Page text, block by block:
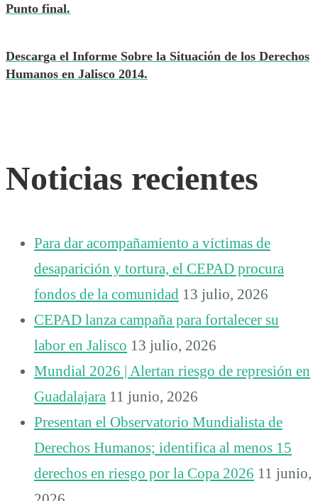
Punto final.
Descarga el Informe Sobre la Situación de los Derechos
Humanos en Jalisco 2014.
Noticias recientes
Para dar acompañamiento a víctimas de
desaparición y tortura, el CEPAD procura
fondos de la comunidad 13 julio, 2026
CEPAD lanza campaña para fortalecer su
labor en Jalisco 13 julio, 2026
Mundial 2026 | Alertan riesgo de represión en
Guadalajara 11 junio, 2026
Presentan el Observatorio Mundialista de
Derechos Humanos; identifica al menos 15
derechos en riesgo por la Copa 2026 11 junio,